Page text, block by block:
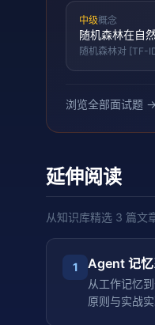
中级概念
随机森林在自
随机森林对 [TF-
浏览全部面试题 →
延伸阅读
从知识库精选 3 篇文
1 Agent 记忆
从工作记忆
原则与实战实